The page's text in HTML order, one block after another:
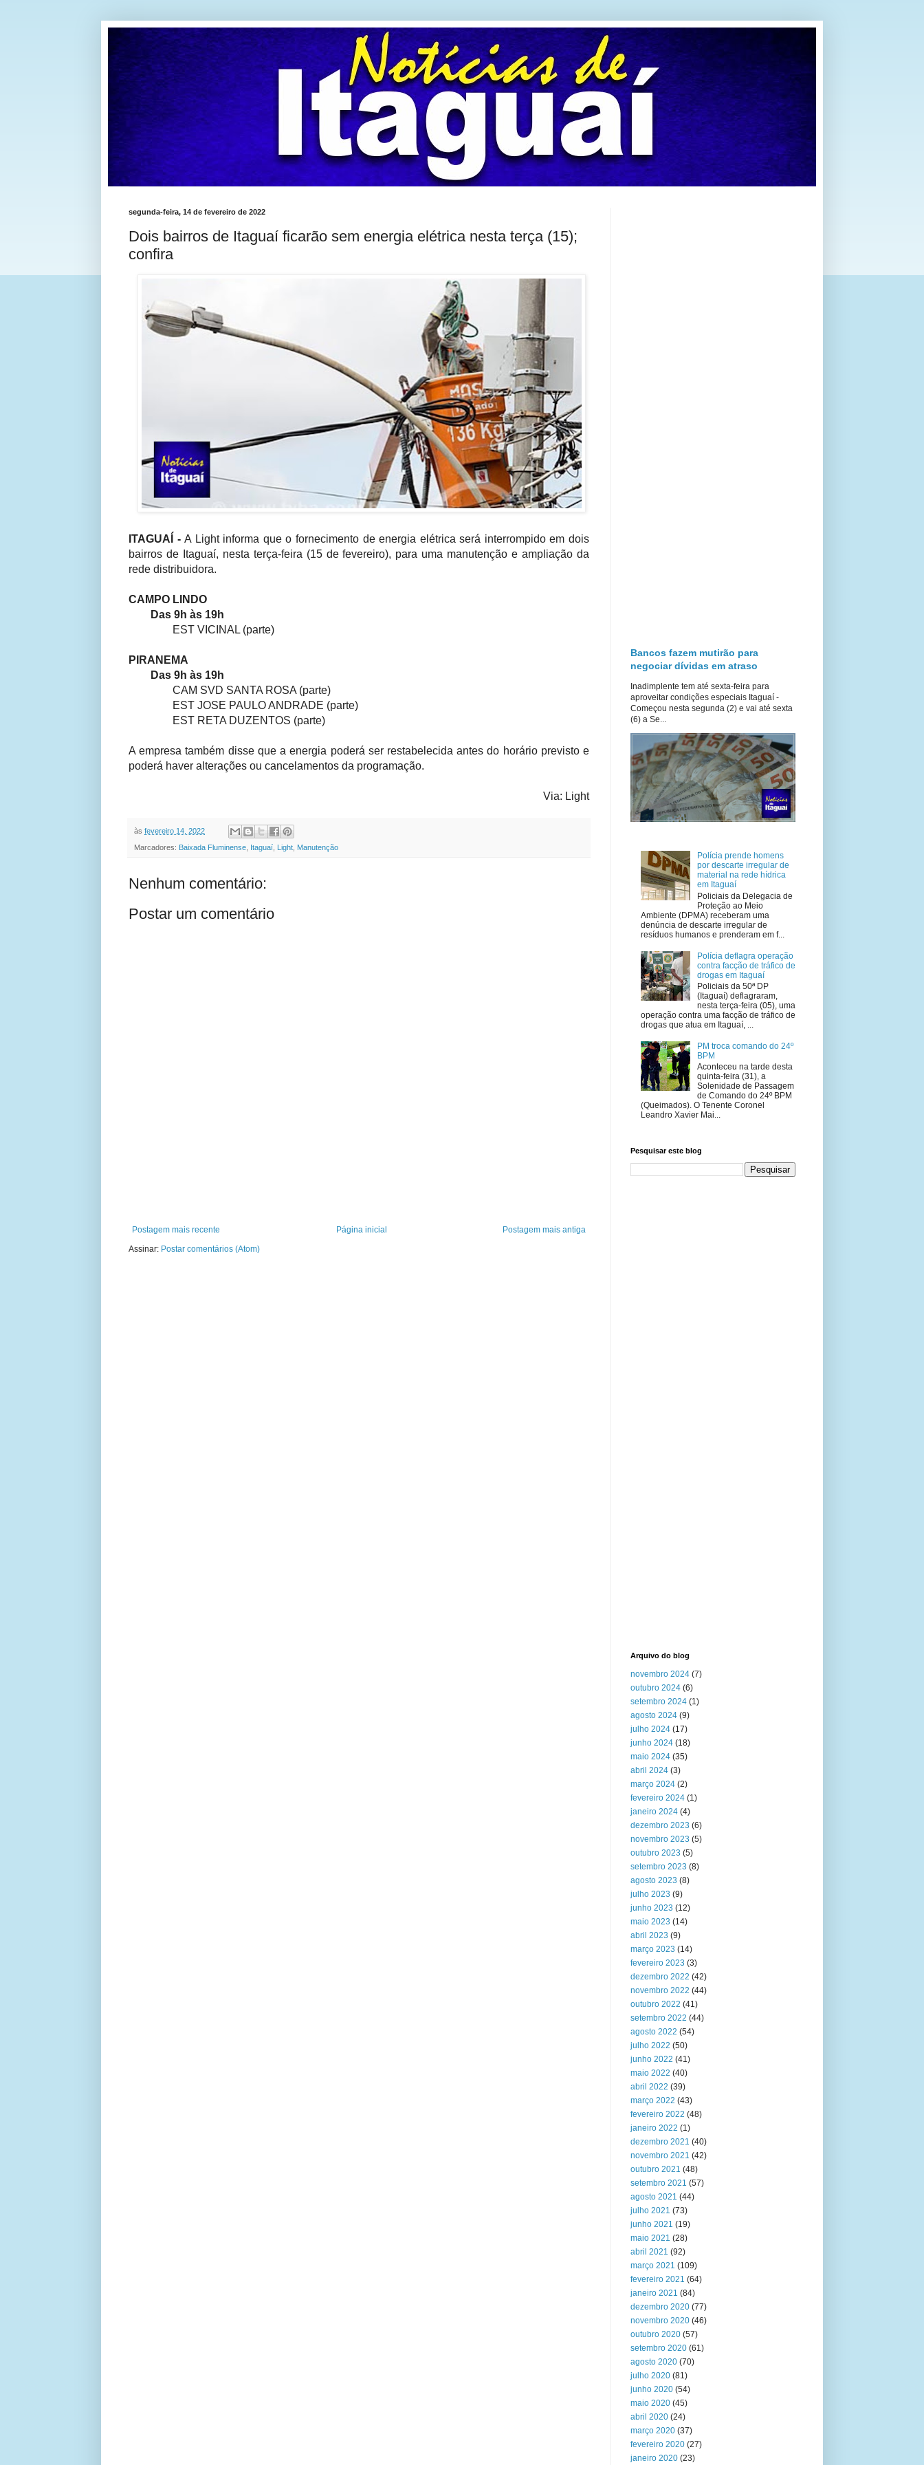
segunda-feira, 14 de fevereiro de 2022
Dois bairros de Itaguaí ficarão sem energia elétrica nesta terça (15);
confira
ITAGUAÍ -A Light informa que o fornecimento de energia elétrica será interrompido em dois
bairros de Itaguaí, nesta terça-feira (15 de fevereiro), para uma manutenção e ampliação da
rede distribuidora.
CAMPO LINDO
Das 9h às 19h
EST VICINAL (parte)
PIRANEMA
Das 9h às 19h
CAM SVD SANTA ROSA (parte)
EST JOSE PAULO ANDRADE (parte)
EST RETA DUZENTOS (parte)
A empresa também disse que a energia poderá ser restabelecida antes do horário previsto e
poderá haver alterações ou cancelamentos da programação.
Via: Light
às fevereiro 14, 2022
Marcadores: Baixada Fluminense Itaguaí Light Manutenção
Nenhum comentário:
Postar um comentário
Postagem mais recente Postagem mais antiga
Página inicial
Assinar: Postar comentários (Atom)
Bancos fazem mutirão para
negociar dívidas em atraso
Inadimplente tem até sexta-feira para
aproveitar condições especiais Itaguaí -
Começou nesta segunda (2) e vai até sexta
(6) a Se...
Polícia prende homens
por descarte irregular de
material na rede hídrica
em Itaguaí
Policiais da Delegacia de
Proteção ao Meio
Ambiente (DPMA) receberam uma
denúncia de descarte irregular de
resíduos humanos e prenderam em f...
Polícia deflagra operação
contra facção de tráfico de
drogas em Itaguaí
Policiais da 50ª DP
(Itaguaí) deflagraram,
nesta terça-feira (05), uma
operação contra uma facção de tráfico de
drogas que atua em Itaguaí, ...
PM troca comando do 24º
BPM
Aconteceu na tarde desta
quinta-feira (31), a
Solenidade de Passagem
de Comando do 24º BPM
(Queimados). O Tenente Coronel
Leandro Xavier Mai...
Pesquisar este blog
Arquivo do blog
novembro 2024 (7)
outubro 2024 (6)
setembro 2024 (1)
agosto 2024 (9)
julho 2024 (17)
junho 2024 (18)
maio 2024 (35)
abril 2024 (3)
março 2024 (2)
fevereiro 2024 (1)
janeiro 2024 (4)
dezembro 2023 (6)
novembro 2023 (5)
outubro 2023 (5)
setembro 2023 (8)
agosto 2023 (8)
julho 2023 (9)
junho 2023 (12)
maio 2023 (14)
abril 2023 (9)
março 2023 (14)
fevereiro 2023 (3)
dezembro 2022 (42)
novembro 2022 (44)
outubro 2022 (41)
setembro 2022 (44)
agosto 2022 (54)
julho 2022 (50)
junho 2022 (41)
maio 2022 (40)
abril 2022 (39)
março 2022 (43)
fevereiro 2022 (48)
janeiro 2022 (1)
dezembro 2021 (40)
novembro 2021 (42)
outubro 2021 (48)
setembro 2021 (57)
agosto 2021 (44)
julho 2021 (73)
junho 2021 (19)
maio 2021 (28)
abril 2021 (92)
março 2021 (109)
fevereiro 2021 (64)
janeiro 2021 (84)
dezembro 2020 (77)
novembro 2020 (46)
outubro 2020 (57)
setembro 2020 (61)
agosto 2020 (70)
julho 2020 (81)
junho 2020 (54)
maio 2020 (45)
abril 2020 (24)
março 2020 (37)
fevereiro 2020 (27)
janeiro 2020 (23)